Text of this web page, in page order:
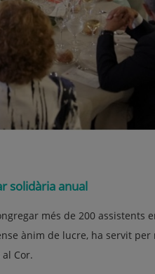
solidària anual
més de 200 assistents
ànim de lucre, ha servit
Cor.